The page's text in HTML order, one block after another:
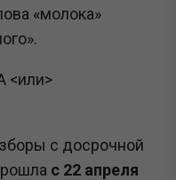
«молока»
с досрочной
с 22 апреля